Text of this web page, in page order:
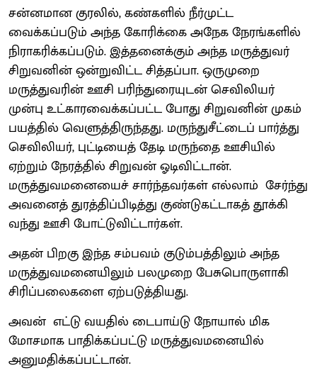
சன்னமான குரலில், கண்களில் நீர்முட்ட
வைக்கப்படும் அந்த கோரிக்கை அநேக நேரங்களில்
நிராகரிக்கப்படும். இத்தனைக்கும் அந்த மருத்துவர்
சிறுவனின் ஒன்றுவிட்ட சித்தப்பா. ஒருமுறை
மருத்துவரின் ஊசி பரிந்துரையுடன் செவிலியர்
முன்பு உட்காரவைக்கப்பட்ட போது சிறுவனின் முகம்
பயத்தில் வெளுத்திருந்தது. மருந்துசீட்டைப் பார்த்து
செவிலியர், புட்டியைத் தேடி மருந்தை ஊசியில்
ஏற்றும் நேரத்தில் சிறுவன் ஓடிவிட்டான்.
மருத்துவமனையைச் சார்ந்தவர்கள் எல்லாம் சேர்ந்து
அவனைத் துரத்திப்பிடித்து குண்டுகட்டாகத் தூக்கி
வந்து ஊசி போட்டுவிட்டார்கள்.
அதன் பிறகு இந்த சம்பவம் குடும்பத்திலும் அந்த
மருத்துவமனையிலும் பலமுறை பேசுபொருளாகி
சிரிப்பலைகளை ஏற்படுத்தியது.
அவன் எட்டு வயதில் டைபாய்டு நோயால் மிக
மோசமாக பாதிக்கப்பட்டு மருத்துவமனையில்
அனுமதிக்கப்பட்டான்.